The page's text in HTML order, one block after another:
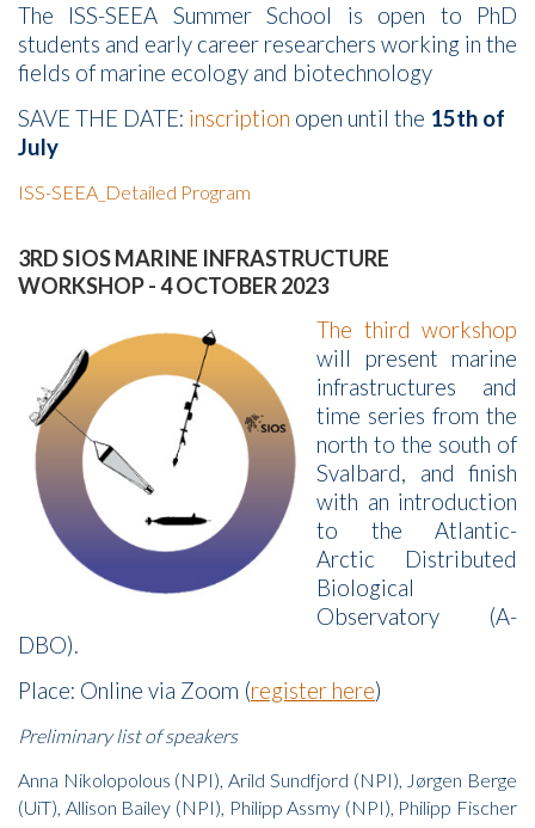
The ISS-SEEA Summer School is open to PhD
students and early career researchers working in the
fields of marine ecology and biotechnology
SAVE THE DATE: inscription open until the 15th of
July
ISS-SEEA_Detailed Program
3RD SIOS MARINE INFRASTRUCTURE
WORKSHOP - 4 OCTOBER 2023
The third workshop
will present marine
infrastructures and
time series from the
north to the south of
Svalbard, and finish
with an introduction
to the Atlantic-
Arctic Distributed
Biological
Observatory (A-
DBO).
Place: Online via Zoom (register here)
Preliminary list of speakers
Anna Nikolopolous (NPI), Arild Sundfjord (NPI), Jørgen Berge
(UiT), Allison Bailey (NPI), Philipp Assmy (NPI), Philipp Fischer